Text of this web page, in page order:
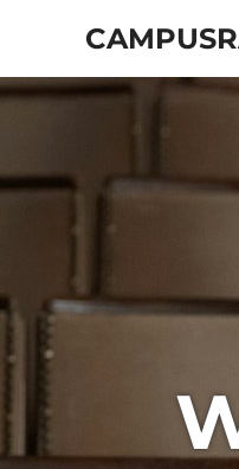
springen 103.4
MHz